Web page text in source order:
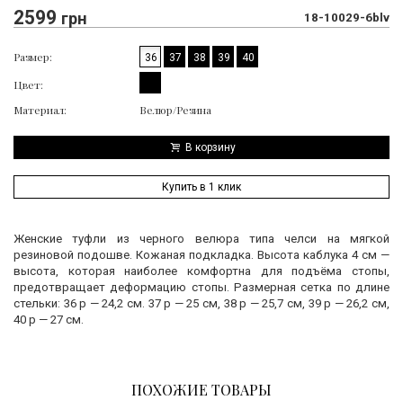
2599 грн 18-10029-6blv
Размер: 36 37 38 39 40
Цвет:
Материал:
Велюр/Резина
В корзину
Купить в 1 клик
Женские туфли из черного велюра типа челси на мягкой
резиновой подошве. Кожаная подкладка. Высота каблука 4 см —
высота, которая наиболее комфортна для подъёма стопы,
предотвращает деформацию стопы. Размерная сетка по длине
стельки: 36 р — 24,2 см. 37 р — 25 см, 38 р — 25,7 см, 39 р — 26,2 см,
40 р — 27 см.
ПОХОЖИЕ ТОВАРЫ